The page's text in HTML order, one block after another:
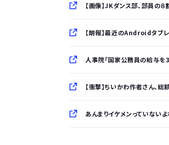
【画像】JKダンス部、部員の
【朗報】最近のAndroidタブレ
人事院「国家公務員の給与を
【衝撃】ちいかわ作者さん、総
あんまりイケメンっていないよ